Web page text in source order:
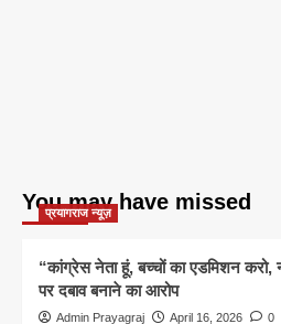
You may have missed
प्रयागराज न्यूज़
“कांग्रेस नेता हूं, बच्चों का एडमिशन
पर दबाव बनाने का आरोप
Admin Prayagraj April 16, 2026 0